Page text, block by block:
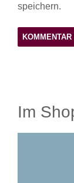
speichern.
Im